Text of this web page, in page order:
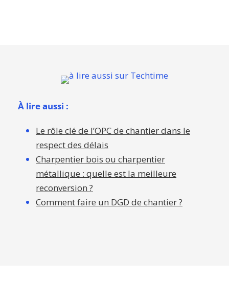
À lire aussi :
Le rôle clé de l’OPC de chantier dans le
respect des délais
Charpentier bois ou charpentier
métallique : quelle est la meilleure
reconversion ?
Comment faire un DGD de chantier ?